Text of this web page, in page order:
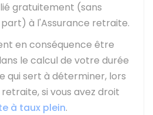
gratuitement (sans
à l'Assurance retraite.
en conséquence être
le calcul de votre durée
qui sert à déterminer, lors
si vous avez droit
à taux plein.